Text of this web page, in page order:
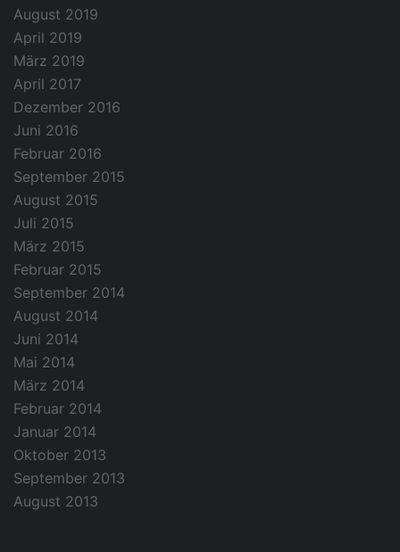
August 2019
April 2019
März 2019
April 2017
Dezember 2016
Juni 2016
Februar 2016
September 2015
August 2015
Juli 2015
März 2015
Februar 2015
September 2014
August 2014
Juni 2014
Mai 2014
März 2014
Februar 2014
Januar 2014
Oktober 2013
September 2013
August 2013